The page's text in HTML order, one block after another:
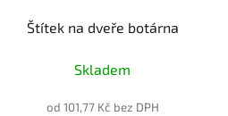
Štítek na dveře botárna
Skladem
od 101,77 Kč bez DPH